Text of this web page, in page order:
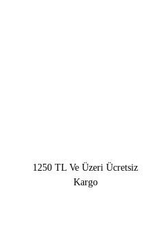
1250 TL Ve Üzeri Ücretsiz
Kargo